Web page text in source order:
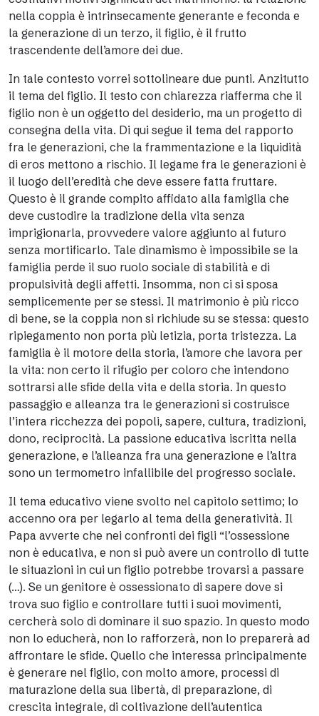
nella coppia è intrinsecamente generante e feconda e
la generazione di un terzo, il figlio, è il frutto
trascendente dell’amore dei due.
In tale contesto vorrei sottolineare due punti. Anzitutto
il tema del figlio. Il testo con chiarezza riafferma che il
figlio non è un oggetto del desiderio, ma un progetto di
consegna della vita. Di qui segue il tema del rapporto
fra le generazioni, che la frammentazione e la liquidità
di eros mettono a rischio. Il legame fra le generazioni è
il luogo dell’eredità che deve essere fatta fruttare.
Questo è il grande compito affidato alla famiglia che
deve custodire la tradizione della vita senza
imprigionarla, provvedere valore aggiunto al futuro
senza mortificarlo. Tale dinamismo è impossibile se la
famiglia perde il suo ruolo sociale di stabilità e di
propulsività degli affetti. Insomma, non ci si sposa
semplicemente per se stessi. Il matrimonio è più ricco
di bene, se la coppia non si richiude su se stessa: questo
ripiegamento non porta più letizia, porta tristezza. La
famiglia è il motore della storia, l’amore che lavora per
la vita: non certo il rifugio per coloro che intendono
sottrarsi alle sfide della vita e della storia. In questo
passaggio e alleanza tra le generazioni si costruisce
l’intera ricchezza dei popoli, sapere, cultura, tradizioni,
dono, reciprocità. La passione educativa iscritta nella
generazione, e l’alleanza fra una generazione e l’altra
sono un termometro infallibile del progresso sociale.
Il tema educativo viene svolto nel capitolo settimo; lo
accenno ora per legarlo al tema della generatività. Il
Papa avverte che nei confronti dei figli “l’ossessione
non è educativa, e non si può avere un controllo di tutte
le situazioni in cui un figlio potrebbe trovarsi a passare
(…). Se un genitore è ossessionato di sapere dove si
trova suo figlio e controllare tutti i suoi movimenti,
cercherà solo di dominare il suo spazio. In questo modo
non lo educherà, non lo rafforzerà, non lo preparerà ad
affrontare le sfide. Quello che interessa principalmente
è generare nel figlio, con molto amore, processi di
maturazione della sua libertà, di preparazione, di
crescita integrale, di coltivazione dell’autentica